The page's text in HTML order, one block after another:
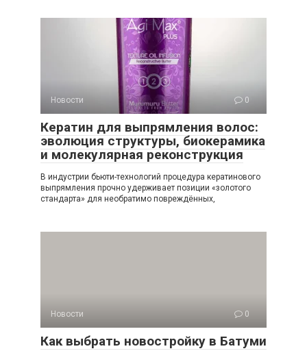
Новости 0
Кератин для выпрямления волос:
эволюция структуры, биокерамика
и молекулярная реконструкция
В индустрии бьюти-технологий процедура кератинового
выпрямления прочно удерживает позиции «золотого
стандарта» для необратимо повреждённых,
Новости 0
Как выбрать новостройку в Батуми